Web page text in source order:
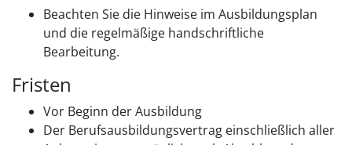
Beachten Sie die Hinweise im Ausbildungsplan
und die regelmäßige handschriftliche
Bearbeitung.
Fristen
Vor Beginn der Ausbildung
Der Berufsausbildungsvertrag einschließlich aller